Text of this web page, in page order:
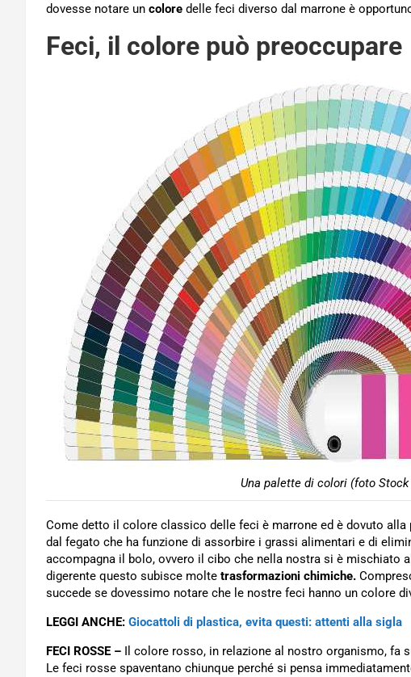
dovesse notare un colore delle feci diverso dal marrone è
Feci, il colore può preoccupare
Una palette di colori (foto Stock
Come detto il colore classico delle feci è marrone ed è dovuto alla
dal fegato che ha funzione di assorbire i grassi alimentari e di
accompagna il bolo, ovvero il cibo che nella nostra si è mischiato
digerente questo subisce molte trasformazioni chimiche.
succede se dovessimo notare che le nostre feci hanno un colore
LEGGI ANCHE: Giocattoli di plastica, evita questi: attenti alla sigla
FECI ROSSE – Il colore rosso, in relazione al nostro organismo, fa
Le feci rosse spaventano chiunque perché si pensa